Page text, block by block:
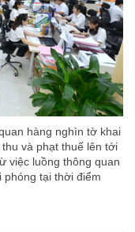
hàng nghìn tờ khai
và phạt thuế lên tới
việc luồng thông quan
phóng tại thời điểm